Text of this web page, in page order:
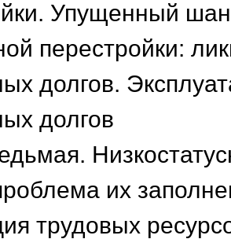
Упущенный
перестройки:
долгов.
долгов
их
трудовых